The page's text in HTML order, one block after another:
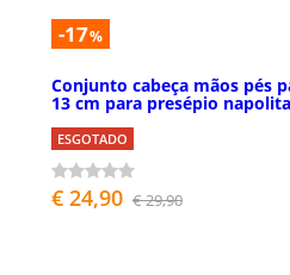
-17%
Conjunto cabeça mãos pés
13 cm para presépio
ESGOTADO
€ 24,90 € 29,90